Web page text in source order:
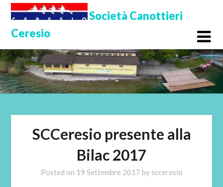
Skip
content
Società Canottieri
Ceresio
SCCeresio presente alla
Bilac 2017
Posted on 19 Settembre 2017 by scceresio